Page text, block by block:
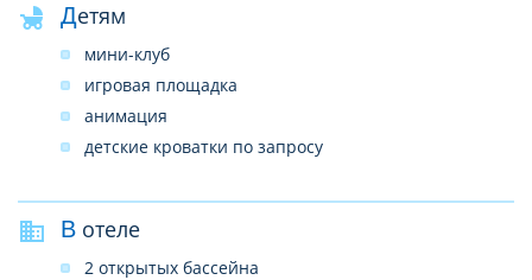
Детям
мини-клуб
игровая площадка
анимация
детские кроватки по запросу
В отеле
2 открытых бассейна